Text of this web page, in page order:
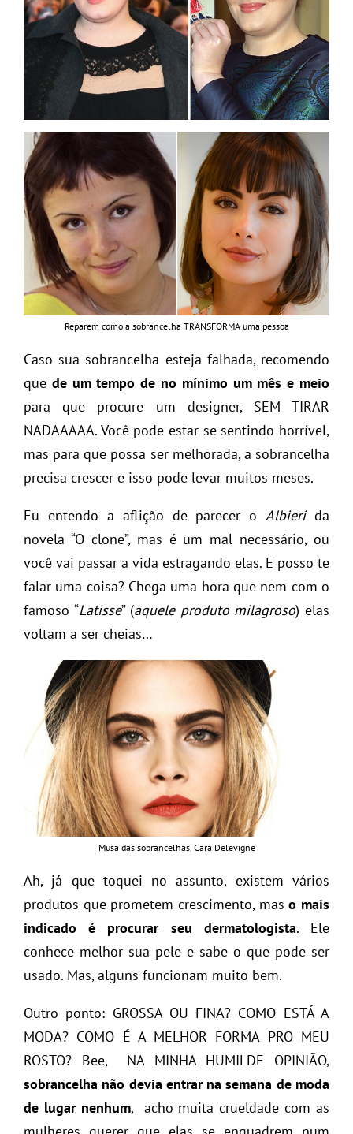
Reparem como a sobrancelha TRANSFORMA uma pessoa
Caso sua sobrancelha esteja falhada, recomendo
que de um tempo de no mínimo um mês e meio
para que procure um designer, SEM TIRAR
NADAAAAA. Você pode estar se sentindo horrível,
mas para que possa ser melhorada, a sobrancelha
precisa crescer e isso pode levar muitos meses.
Eu entendo a aflição de parecer oAlbierida
novela “O clone”, mas é um mal necessário, ou
você vai passar a vida estragando elas. E posso te
falar uma coisa? Chega uma hora que nem com o
famoso “Latisse” (aquele produto milagroso) elas
voltam a ser cheias…
Musa das sobrancelhas, Cara Delevigne
Ah, já que toquei no assunto, existem vários
produtos que prometem crescimento, maso mais
indicado é procurar seu dermatologista. Ele
conhece melhor sua pele e sabe o que pode ser
usado. Mas, alguns funcionam muito bem.
Outro ponto: GROSSA OU FINA? COMO ESTÁ A
MODA? COMO É A MELHOR FORMA PRO MEU
ROSTO? Bee, NA MINHA HUMILDE OPINIÃO,
sobrancelha não devia entrar na semana de moda
de lugar nenhum, acho muita crueldade com as